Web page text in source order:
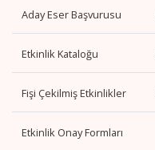
Aday Eser Başvurusu
Etkinlik Kataloğu
Fişi Çekilmiş Etkinlikler
Etkinlik Onay Formları